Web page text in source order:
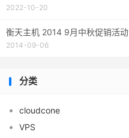
2022-10-20
衡天主机 2014 9月中秋促销活动
2014-09-06
分类
cloudcone
VPS